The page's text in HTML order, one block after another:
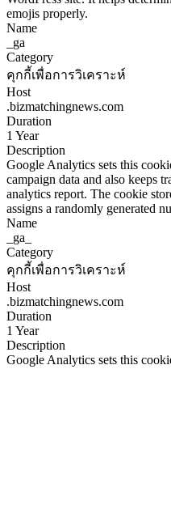
emojis properly.
Name
_ga
Category
คุกกี้เพื่อการวิเคราะห์
Host
.bizmatchingnews.com
Duration
1 Year
Description
Google Analytics sets this
campaign data and also keeps
analytics report. The cookie
assigns a randomly generated
Name
_ga_
Category
คุกกี้เพื่อการวิเคราะห์
Host
.bizmatchingnews.com
Duration
1 Year
Description
Google Analytics sets this